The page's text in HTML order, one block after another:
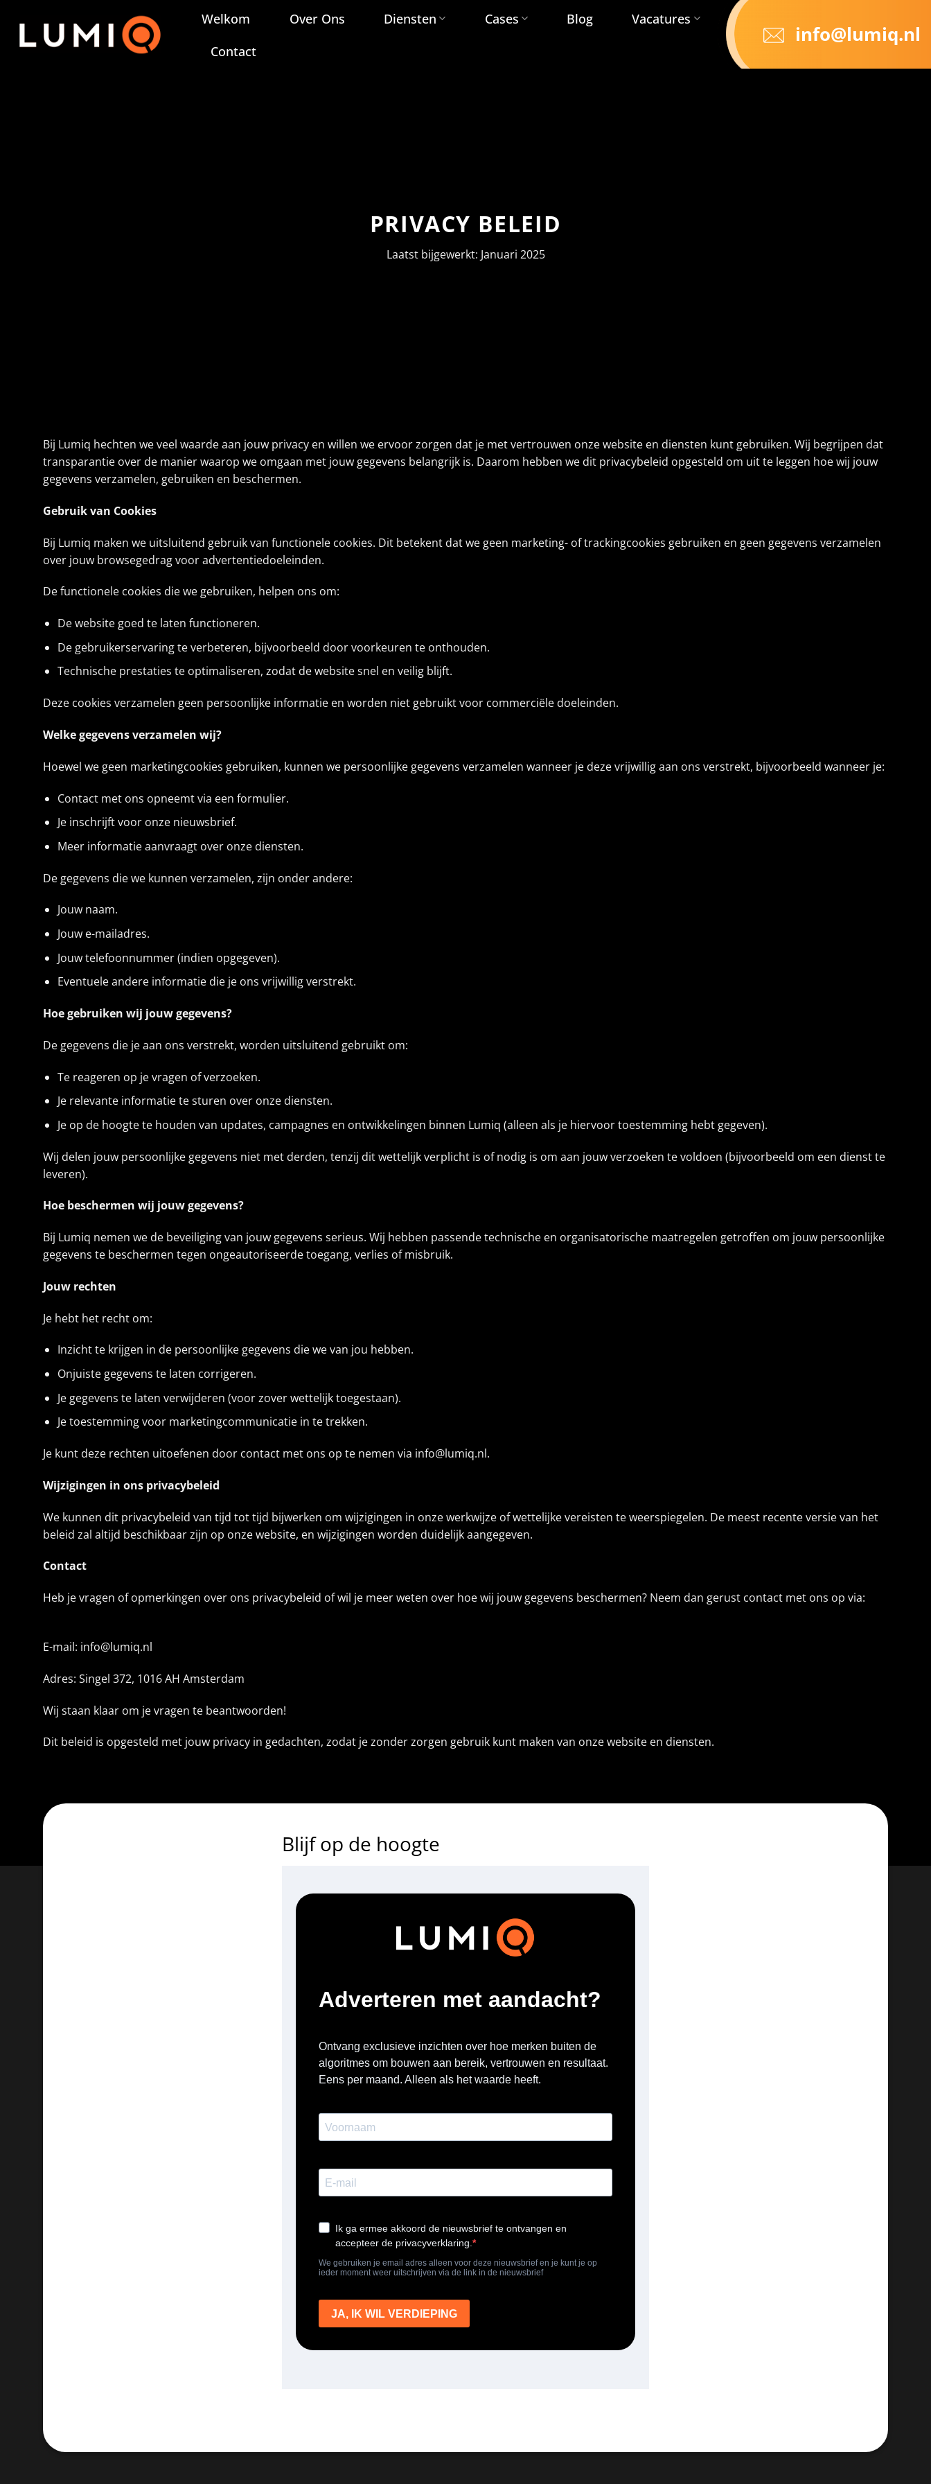
naar
inhoud
Welkom Over Ons Diensten Cases Blog
Vacatures
Contact
info@lumiq.nl
PRIVACY BELEID
Laatst bijgewerkt: Januari 2025
Bij Lumiq hechten we veel waarde aan jouw privacy en willen we ervoor zorgen dat je met vertrouwen onze website en diensten kunt gebruiken. Wij begrijpen dat
transparantie over de manier waarop we omgaan met jouw gegevens belangrijk is. Daarom hebben we dit privacybeleid opgesteld om uit te leggen hoe wij jouw
gegevens verzamelen, gebruiken en beschermen.
Gebruik van Cookies
Bij Lumiq maken we uitsluitend gebruik van functionele cookies. Dit betekent dat we geen marketing- of trackingcookies gebruiken en geen gegevens verzamelen
over jouw browsegedrag voor advertentiedoeleinden.
De functionele cookies die we gebruiken, helpen ons om:
De website goed te laten functioneren.
De gebruikerservaring te verbeteren, bijvoorbeeld door voorkeuren te onthouden.
Technische prestaties te optimaliseren, zodat de website snel en veilig blijft.
Deze cookies verzamelen geen persoonlijke informatie en worden niet gebruikt voor commerciële doeleinden.
Welke gegevens verzamelen wij?
Hoewel we geen marketingcookies gebruiken, kunnen we persoonlijke gegevens verzamelen wanneer je deze vrijwillig aan ons verstrekt, bijvoorbeeld wanneer je:
Contact met ons opneemt via een formulier.
Je inschrijft voor onze nieuwsbrief.
Meer informatie aanvraagt over onze diensten.
De gegevens die we kunnen verzamelen, zijn onder andere:
Jouw naam.
Jouw e-mailadres.
Jouw telefoonnummer (indien opgegeven).
Eventuele andere informatie die je ons vrijwillig verstrekt.
Hoe gebruiken wij jouw gegevens?
De gegevens die je aan ons verstrekt, worden uitsluitend gebruikt om:
Te reageren op je vragen of verzoeken.
Je relevante informatie te sturen over onze diensten.
Je op de hoogte te houden van updates, campagnes en ontwikkelingen binnen Lumiq (alleen als je hiervoor toestemming hebt gegeven).
Wij delen jouw persoonlijke gegevens niet met derden, tenzij dit wettelijk verplicht is of nodig is om aan jouw verzoeken te voldoen (bijvoorbeeld om een dienst te
leveren).
Hoe beschermen wij jouw gegevens?
Bij Lumiq nemen we de beveiliging van jouw gegevens serieus. Wij hebben passende technische en organisatorische maatregelen getroffen om jouw persoonlijke
gegevens te beschermen tegen ongeautoriseerde toegang, verlies of misbruik.
Jouw rechten
Je hebt het recht om:
Inzicht te krijgen in de persoonlijke gegevens die we van jou hebben.
Onjuiste gegevens te laten corrigeren.
Je gegevens te laten verwijderen (voor zover wettelijk toegestaan).
Je toestemming voor marketingcommunicatie in te trekken.
Je kunt deze rechten uitoefenen door contact met ons op te nemen via info@lumiq.nl.
Wijzigingen in ons privacybeleid
We kunnen dit privacybeleid van tijd tot tijd bijwerken om wijzigingen in onze werkwijze of wettelijke vereisten te weerspiegelen. De meest recente versie van het
beleid zal altijd beschikbaar zijn op onze website, en wijzigingen worden duidelijk aangegeven.
Contact
Heb je vragen of opmerkingen over ons privacybeleid of wil je meer weten over hoe wij jouw gegevens beschermen? Neem dan gerust contact met ons op via:
E-mail: info@lumiq.nl
Adres: Singel 372, 1016 AH Amsterdam
Wij staan klaar om je vragen te beantwoorden!
Dit beleid is opgesteld met jouw privacy in gedachten, zodat je zonder zorgen gebruik kunt maken van onze website en diensten.
Blijf op de hoogte